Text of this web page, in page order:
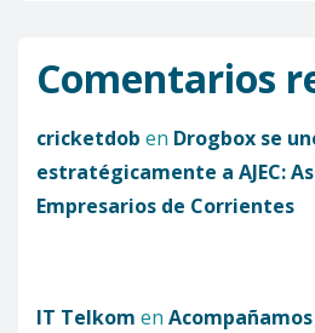
Comentarios
cricketdob en Drogbox se
estratégicamente a AJEC:
Empresarios de Corrientes
IT Telkom en